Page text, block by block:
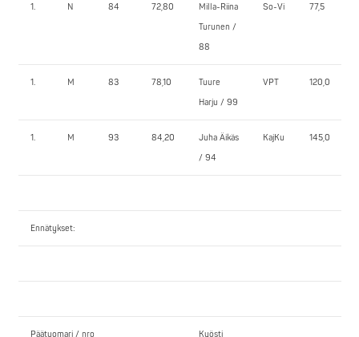
1. N 84 72,80
Milla-Riina
Turunen /
88
So-Vi 77,5
1. M 83 78,10
Tuure
Harju / 99
VPT 120,0
1. M 93 84,20
Juha Äikäs
/ 94
KajKu 145,0
Ennätykset:
Päätuomari / nro
Kyösti